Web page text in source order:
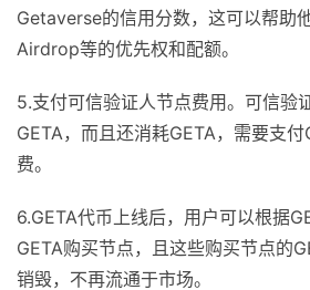
Getaverse的信用分数，这可以帮助
Airdrop等的优先权和配额。
5.支付可信验证人节点费用。可信验
GETA，而且还消耗GETA，需要支
费。
6.GETA代币上线后，用户可以根据
GETA购买节点，且这些购买节点的
销毁，不再流通于市场。